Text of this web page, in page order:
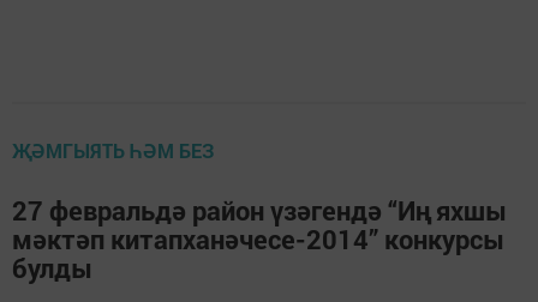
ҖӘМГЫЯТЬ ҺӘМ БЕЗ
27 февральдә район үзәгендә “Иң яхшы
мәктәп китапханәчесе-2014” конкурсы
булды